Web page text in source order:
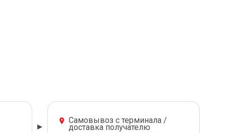
Самовывоз с терминала /
доставка получателю